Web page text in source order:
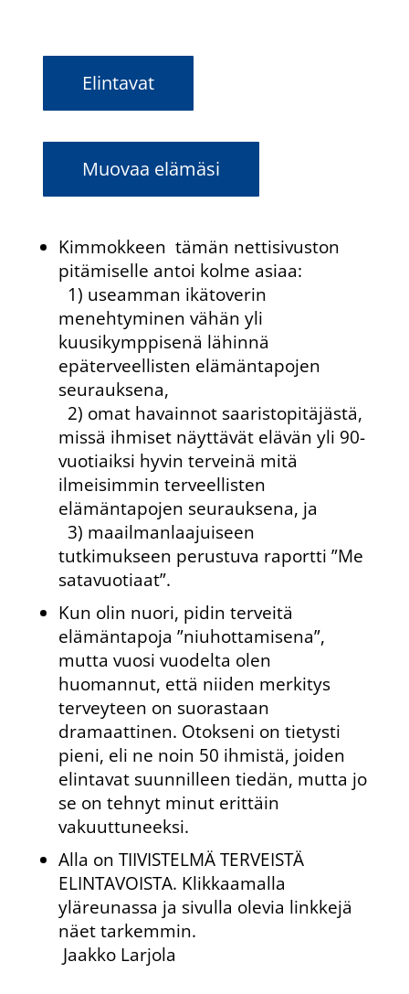
Elintavat
Muovaa elämäsi
Kimmokkeen tämän nettisivuston
pitämiselle antoi kolme asiaa:
1) useamman ikätoverin
menehtyminen vähän yli
kuusikymppisenä lähinnä
epäterveellisten elämäntapojen
seurauksena,
2) omat havainnot saaristopitäjästä,
missä ihmiset näyttävät elävän yli 90-
vuotiaiksi hyvin terveinä mitä
ilmeisimmin terveellisten
elämäntapojen seurauksena, ja
3) maailmanlaajuiseen
tutkimukseen perustuva raportti ”Me
satavuotiaat”.
Kun olin nuori, pidin terveitä
elämäntapoja ”niuhottamisena”,
mutta vuosi vuodelta olen
huomannut, että niiden merkitys
terveyteen on suorastaan
dramaattinen. Otokseni on tietysti
pieni, eli ne noin 50 ihmistä, joiden
elintavat suunnilleen tiedän, mutta jo
se on tehnyt minut erittäin
vakuuttuneeksi.
Alla on TIIVISTELMÄ TERVEISTÄ
ELINTAVOISTA. Klikkaamalla
yläreunassa ja sivulla olevia linkkejä
näet tarkemmin.
Jaakko Larjola